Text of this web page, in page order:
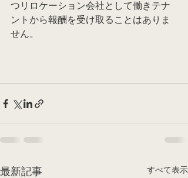
つリロケーション会社として働きテナ
ントから報酬を受け取ることはありま
せん。
最新記事 すべて表示